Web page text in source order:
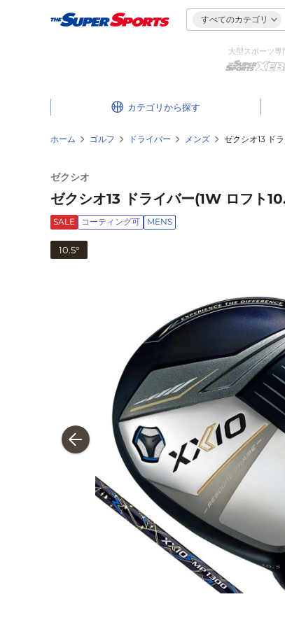
すべてのカテゴリ
大型スポーツ専
カテゴリ
ホーム ゴルフ ドライバー メンズ ゼクシオ13 ド
ゼクシオ
ゼクシオ13 ドライバー(1W ロフト
SALE コーティング可 MENS
10.5°